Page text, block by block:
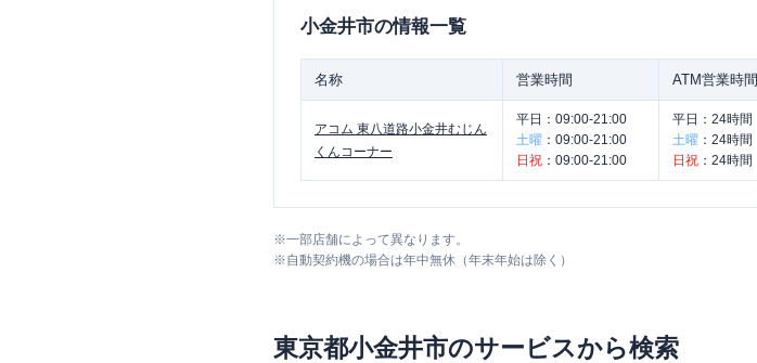
小金井市の情報一覧
名称 営業時間 ATM営業時間
アコム 東八道路小金井むじん
くんコーナー
平日： 09:00-21:00
土曜 ： 09:00-21:00
日祝 ： 09:00-21:00
平日： 24時間
土曜 ： 24時間
日祝 ： 24時間
※一部店舗によって異なります。
※自動契約機の場合は年中無休（年末年始は除く）
東京都小金井市のサービスから検索